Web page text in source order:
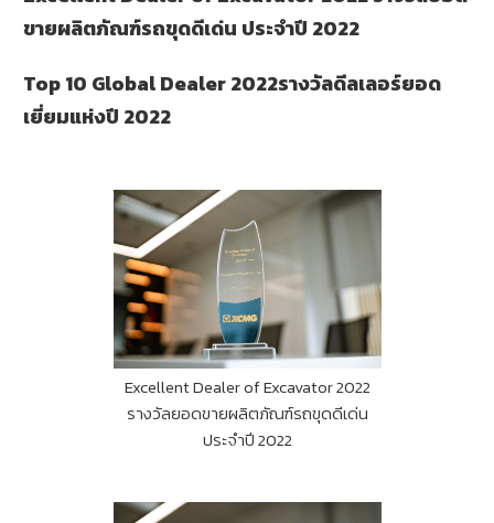
ขายผลิตภัณฑ์รถขุดดีเด่น ประจำปี 2022
Top 10 Global Dealer 2022รางวัลดีลเลอร์ยอด
เยี่ยมแห่งปี 2022
Excellent Dealer of Excavator 2022
รางวัลยอดขายผลิตภัณฑ์รถขุดดีเด่น
ประจำปี 2022